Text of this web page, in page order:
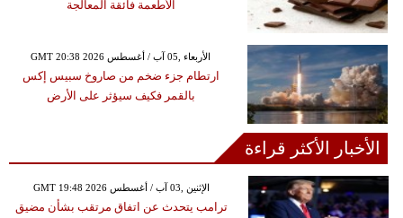
الأطعمة فائقة المعالجة
GMT 20:38 2026 الأربعاء ,05 آب / أغسطس
ارتطام جزء ضخم من صاروخ سبيس إكس
بالقمر فكيف سيؤثر على الأرض
الأخبار الأكثر قراءة
GMT 19:48 2026 الإثنين ,03 آب / أغسطس
ترامب يتحدث عن اتفاق مرتقب بشأن مضيق